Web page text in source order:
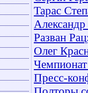
Тарас
Разван
Олег
Пресс-